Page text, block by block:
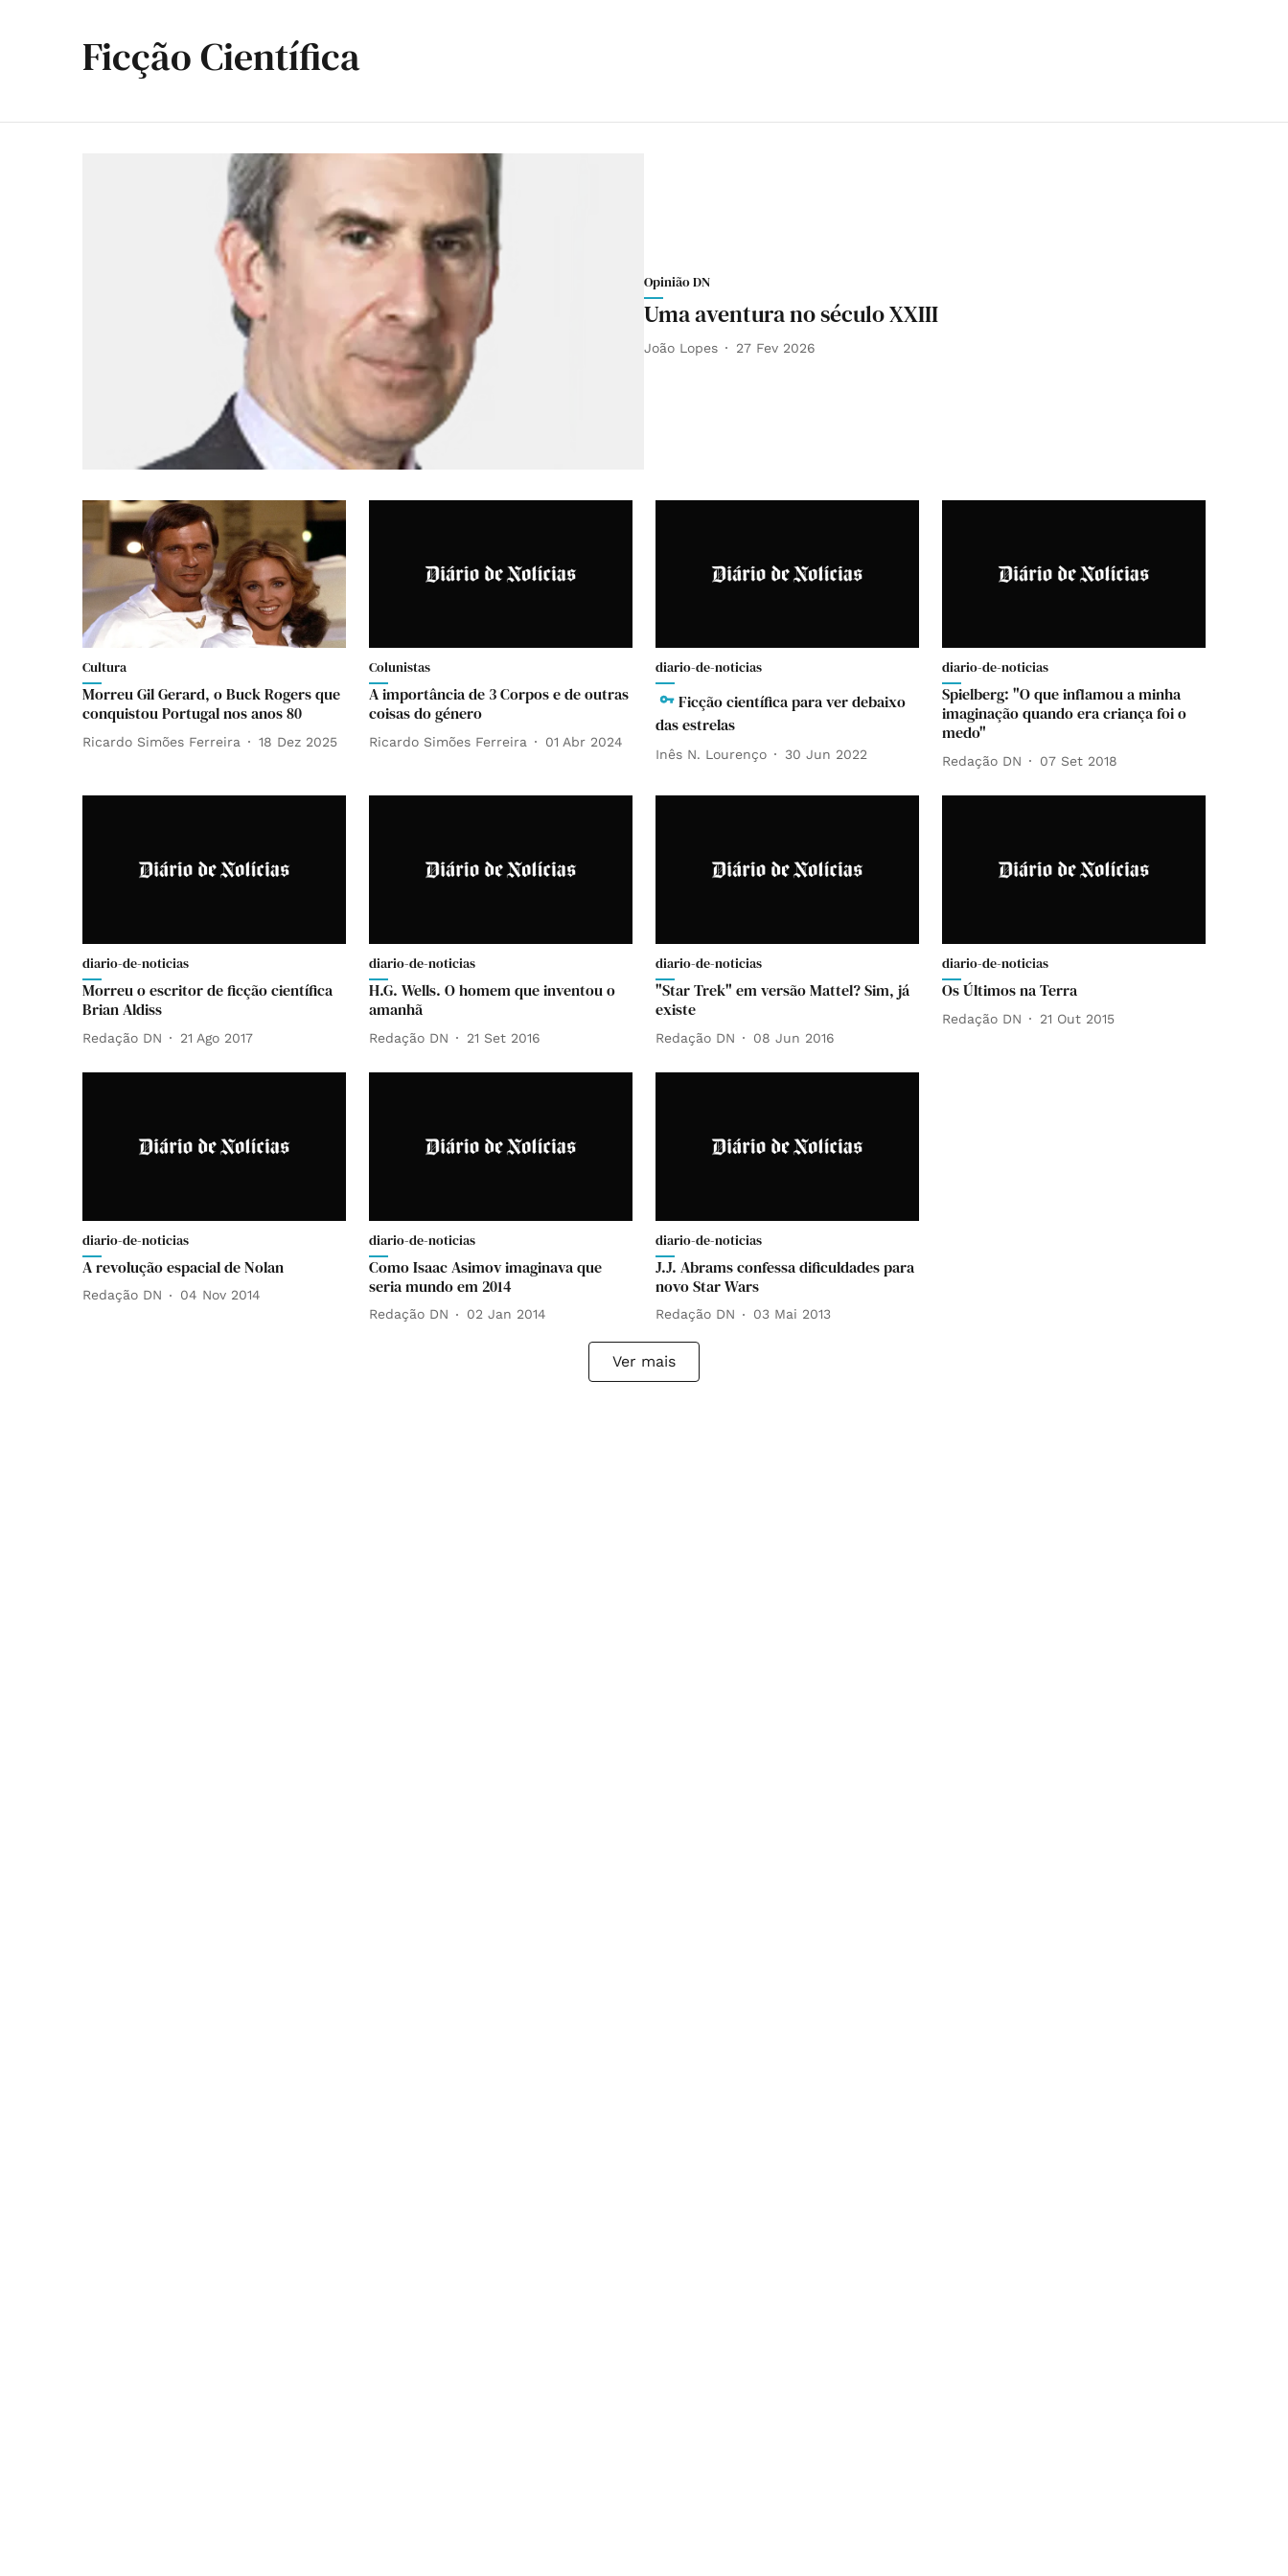
Ficção Científica
Opinião DN
Uma aventura no século XXIII
João Lopes 27 Fev 2026
Cultura
Morreu Gil Gerard, o Buck Rogers que
conquistou Portugal nos anos 80
Ricardo Simões Ferreira 18 Dez 2025
Colunistas
A importância de 3 Corpos e de outras
coisas do género
Ricardo Simões Ferreira 01 Abr 2024
diario-de-noticias
Ficção científica para ver debaixo
das estrelas
Inês N. Lourenço 30 Jun 2022
diario-de-noticias
Spielberg: "O que inflamou a minha
imaginação quando era criança foi o
medo"
Redação DN 07 Set 2018
diario-de-noticias
Morreu o escritor de ficção científica
Brian Aldiss
Redação DN 21 Ago 2017
diario-de-noticias
H.G. Wells. O homem que inventou o
amanhã
Redação DN 21 Set 2016
diario-de-noticias
"Star Trek" em versão Mattel? Sim, já
existe
Redação DN 08 Jun 2016
diario-de-noticias
Os Últimos na Terra
Redação DN 21 Out 2015
diario-de-noticias
A revolução espacial de Nolan
Redação DN 04 Nov 2014
diario-de-noticias
Como Isaac Asimov imaginava que
seria mundo em 2014
Redação DN 02 Jan 2014
diario-de-noticias
J.J. Abrams confessa dificuldades para
novo Star Wars
Redação DN 03 Mai 2013
Ver mais